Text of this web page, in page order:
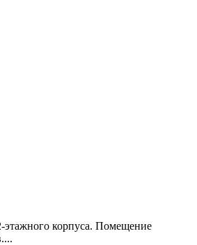
этажного корпуса. Помещение